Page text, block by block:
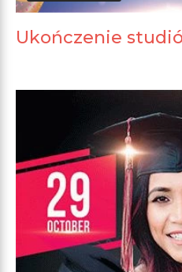
Ukończenie